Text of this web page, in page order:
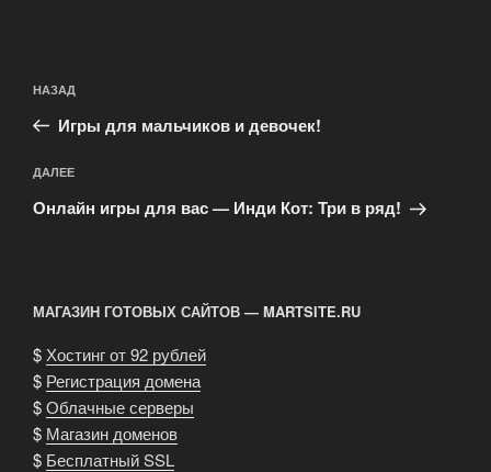
по
записям
Предыдущая
запись:
НАЗАД
Игры для мальчиков и девочек!
Следующая
запись
ДАЛЕЕ
Онлайн игры для вас — Инди Кот: Три в ряд!
МАГАЗИН ГОТОВЫХ САЙТОВ — MARTSITE.RU
$ Хостинг от 92 рублей
$ Регистрация домена
$Облачные серверы
$ Магазин доменов
$ Бесплатный SSL